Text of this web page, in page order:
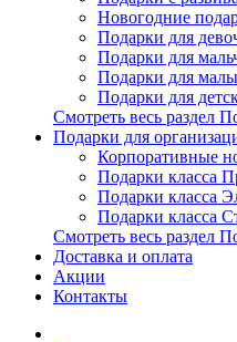
Новогодние
Подарки для
Подарки для
Подарки для
Подарки для
Смотреть весь раздел
Подарки для
Корпоративные
Подарки класса
Подарки класса
Подарки класса
Смотреть весь раздел
Доставка и оплата
Акции
Контакты